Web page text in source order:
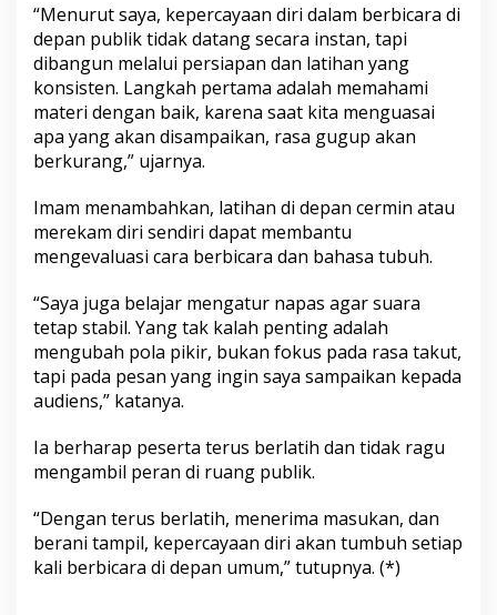
“Menurut saya, kepercayaan diri dalam berbicara di
depan publik tidak datang secara instan, tapi
dibangun melalui persiapan dan latihan yang
konsisten. Langkah pertama adalah memahami
materi dengan baik, karena saat kita menguasai
apa yang akan disampaikan, rasa gugup akan
berkurang,” ujarnya.
Imam menambahkan, latihan di depan cermin atau
merekam diri sendiri dapat membantu
mengevaluasi cara berbicara dan bahasa tubuh.
“Saya juga belajar mengatur napas agar suara
tetap stabil. Yang tak kalah penting adalah
mengubah pola pikir, bukan fokus pada rasa takut,
tapi pada pesan yang ingin saya sampaikan kepada
audiens,” katanya.
Ia berharap peserta terus berlatih dan tidak ragu
mengambil peran di ruang publik.
“Dengan terus berlatih, menerima masukan, dan
berani tampil, kepercayaan diri akan tumbuh setiap
kali berbicara di depan umum,” tutupnya. (*)